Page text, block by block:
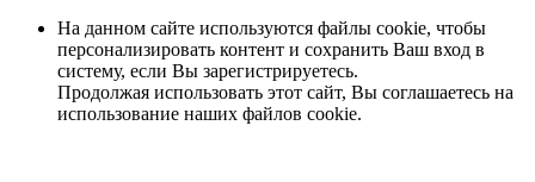
На данном сайте используются файлы cookie, чтобы
персонализировать контент и сохранить Ваш вход в
систему, если Вы зарегистрируетесь.
Продолжая использовать этот сайт, Вы соглашаетесь на
использование наших файлов cookie.